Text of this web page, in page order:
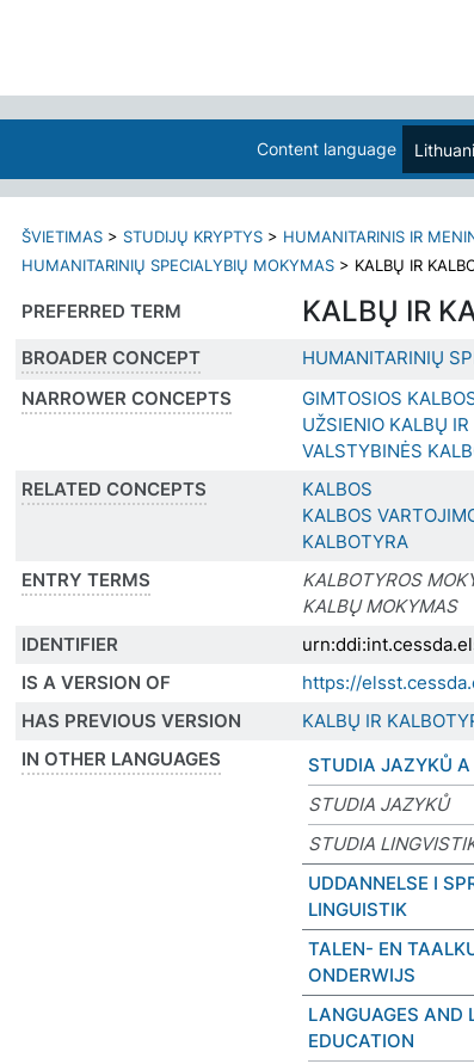
Content language
ŠVIETIMAS > STUDIJŲ KRYPTYS > HUMANITARINIS IR
HUMANITARINIŲ SPECIALYBIŲ MOKYMAS > KALBŲ IR
PREFERRED TERM KALBŲ IR
BROADER CONCEPT
HUMANITARINIŲ
NARROWER CONCEPTS
GIMTOSIOS
UŽSIENIO KALBŲ
VALSTYBINĖS
RELATED CONCEPTS
KALBOS
KALBOS
KALBOTYRA
ENTRY TERMS
KALBOTYROS
KALBŲ MOKYMAS
IDENTIFIER
IS A VERSION OF
https://
HAS PREVIOUS VERSION
KALBŲ IR
IN OTHER LANGUAGES
STUDIA JAZYKŮ
STUDIA JAZYKŮ
STUDIA
UDDANNELSE I
LINGUISTIK
TALEN- EN
ONDERWIJS
LANGUAGES AND
EDUCATION